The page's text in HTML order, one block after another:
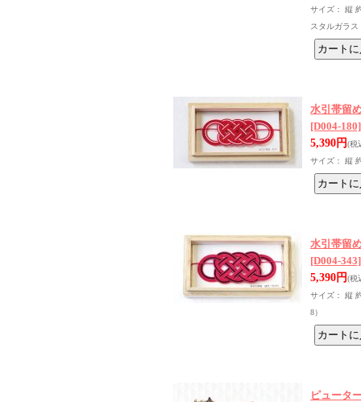
サイズ： 縦
スタルガラ
水引帯留
[D004-180]
5,390円(税
サイズ： 縦
水引帯留
[D004-343]
5,390円(税
サイズ： 縦
8）
ピュータ